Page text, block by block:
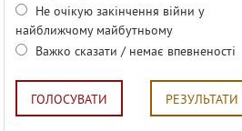
Не очікую закінчення війни у
найближчому майбутньому
Важко сказати / немає впевненості
ГОЛОСУВАТИ РЕЗУЛЬТАТИ